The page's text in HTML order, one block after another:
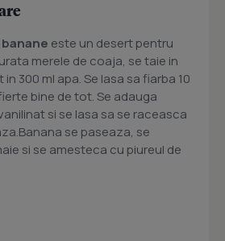
este un desert pentru
merele de coaja, se taie in
300 ml apa. Se lasa sa fiarba 10
bine de tot. Se adauga
si se lasa sa se raceasca
se paseaza, se
si se amesteca cu piureul de